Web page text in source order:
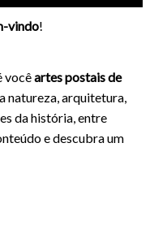
vindo!
vocêartes postais de
natureza, arquitetura,
da história, entre
e descubra um